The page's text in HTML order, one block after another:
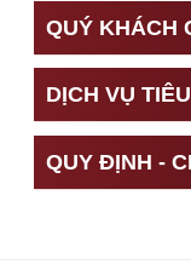
QUÝ KHÁCH
DỊCH VỤ
QUY ĐỊNH -